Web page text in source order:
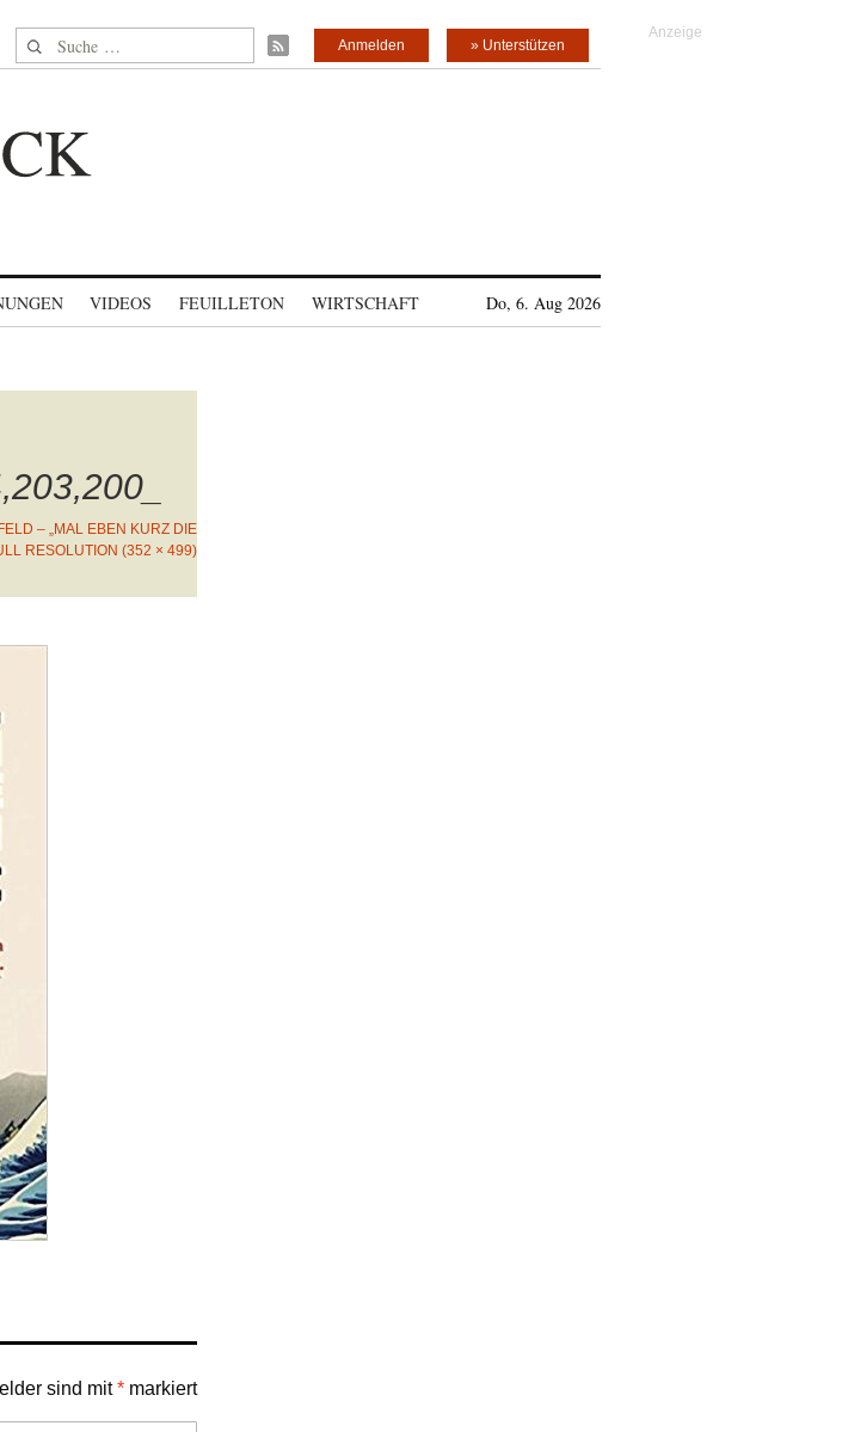
Suche nach: » Unterstützen
Anmelden
VIDEOS FEUILLETON WIRTSCHAFT Do, 6. Aug 2026
– „MAL EBEN KURZ DIE
RESOLUTION (352 × 499)
sind mit* markiert